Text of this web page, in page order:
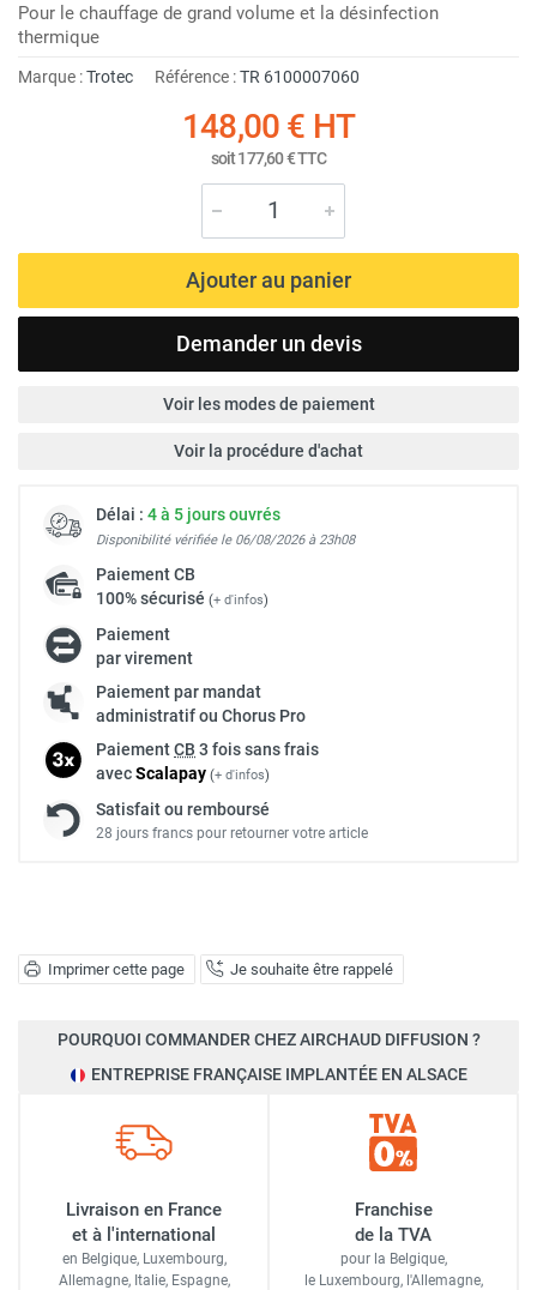
Imprimer cette page Je souhaite être rappelé
Pour le chauffage de grand volume et la désinfection
thermique
Marque :Trotec Référence :TR 6100007060
148,00 € HT
soit177,60 €TTC
Ajouter au panier
Demander un devis
Voir les modes de paiement
Voir la procédure d'achat
Délai : 4 à 5 jours ouvrés
Disponibilité vérifiée le 06/08/2026 à 23h08
PaiementCB
100% sécurisé (+ d'infos)
Paiement
par virement
Paiement par mandat
administratif ou Chorus Pro
PaiementCB 3 fois sans frais
avecScalapay (+ d'infos)
Satisfait ou remboursé
28 jours francs pour retourner votre article
POURQUOI COMMANDER CHEZ AIRCHAUD DIFFUSION ?
ENTREPRISE FRANÇAISE IMPLANTÉE EN ALSACE
Livraison en France
et à l'international
en Belgique, Luxembourg,
Allemagne, Italie, Espagne,
Franchise
de la TVA
pour la Belgique,
le Luxembourg, l'Allemagne,